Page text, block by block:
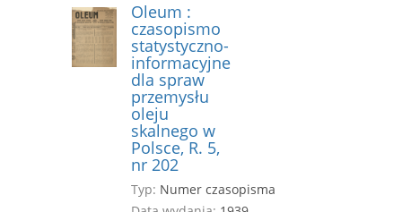
Oleum :
czasopismo
statystyczno-
informacyjne
dla spraw
przemysłu
oleju
skalnego w
Polsce, R. 5,
nr 202
Typ: Numer czasopisma